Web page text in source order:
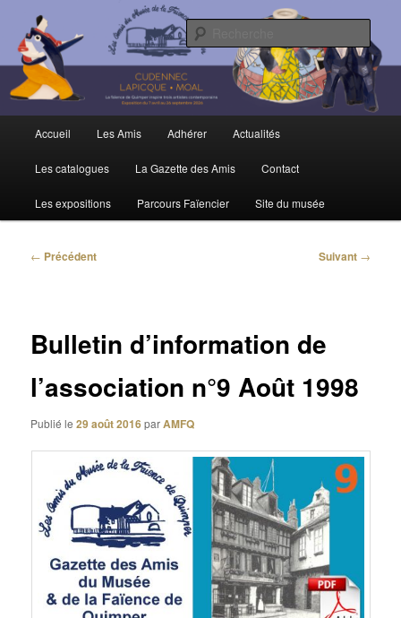
contenu
principalAmis du Musée et de la Faïence de
Quimper
Trois siècles de tradition faïencière
principal
Accueil Les Amis Adhérer Actualités
Les catalogues La Gazette des Amis Contact
Les expositions Parcours Faïencier Site du musée
Navigation
← Précédent Suivant →
Bulletin d’information de
l’association n°9 Août 1998
Publié le29 août 2016parAMFQ